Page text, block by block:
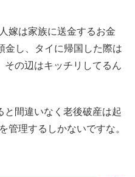
嫁は家族に送金するお金
金し、タイに帰国した際は
その辺はキッチリしてるん
と間違いなく老後破産は起
管理するしかないですな。